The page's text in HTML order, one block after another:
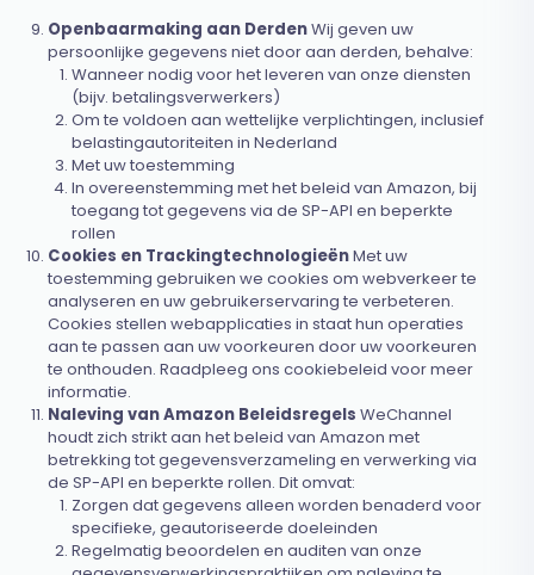
Openbaarmaking aan DerdenWij geven uw
persoonlijke gegevens niet door aan derden, behalve:
Wanneer nodig voor het leveren van onze diensten
(bijv. betalingsverwerkers)
Om te voldoen aan wettelijke verplichtingen, inclusief
belastingautoriteiten in Nederland
Met uw toestemming
In overeenstemming met het beleid van Amazon, bij
toegang tot gegevens via de SP-API en beperkte
rollen
Cookies en TrackingtechnologieënMet uw
toestemming gebruiken we cookies om webverkeer te
analyseren en uw gebruikerservaring te verbeteren.
Cookies stellen webapplicaties in staat hun operaties
aan te passen aan uw voorkeuren door uw voorkeuren
te onthouden. Raadpleeg ons cookiebeleid voor meer
informatie.
Naleving van Amazon Beleidsregels WeChannel
houdt zich strikt aan het beleid van Amazon met
betrekking tot gegevensverzameling en verwerking via
de SP-API en beperkte rollen. Dit omvat:
Zorgen dat gegevens alleen worden benaderd voor
specifieke, geautoriseerde doeleinden
Regelmatig beoordelen en auditen van onze